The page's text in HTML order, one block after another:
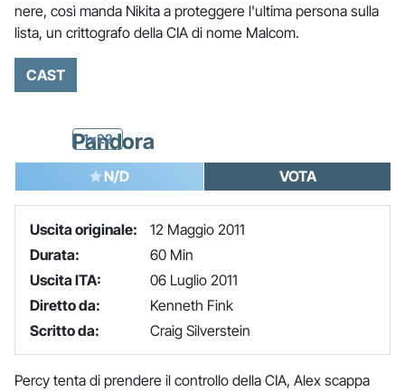
nere, così manda Nikita a proteggere l'ultima persona sulla
lista, un crittografo della CIA di nome Malcom.
CAST
1x22
Pandora
N/D VOTA
Uscita originale:
12 Maggio 2011
Durata:
60 Min
Uscita ITA:
06 Luglio 2011
Diretto da:
Kenneth Fink
Scritto da:
Craig Silverstein
Percy tenta di prendere il controllo della CIA, Alex scappa